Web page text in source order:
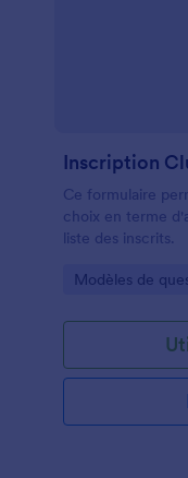
Inscription
Ce formulaire
choix en terme
liste des inscrits.
Go to Category:
Modèles de